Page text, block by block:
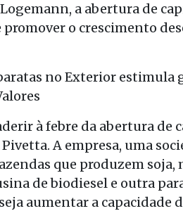
a abertura de
o crescimento
no Exterior estimula
à febre da abertura de
A empresa, uma
que produzem soja,
de biodiesel e outra
aumentar a capacidade